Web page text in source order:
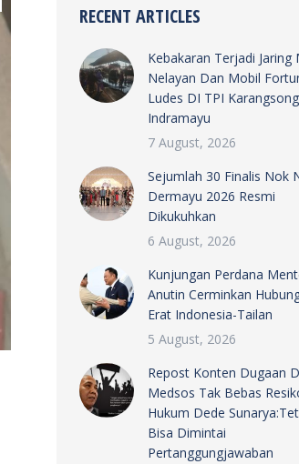
RECENT ARTICLES
Kebakaran Terjadi Jaring
Nelayan Dan Mobil
Ludes DI TPI Karangsong
Indramayu
7 August, 2026
Sejumlah 30 Finalis Nok
Dermayu 2026 Resmi
Dikukuhkan
6 August, 2026
Kunjungan Perdana
Anutin Cerminkan
Erat Indonesia-Tailan
5 August, 2026
Repost Konten Dugaan
Medsos Tak Bebas
Hukum Dede
Bisa Dimintai
Pertanggungjawaban